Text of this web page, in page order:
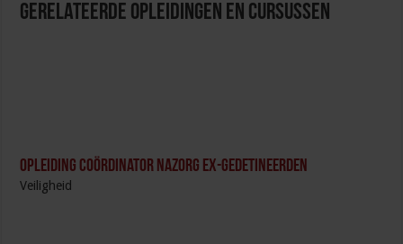
Gerelateerde Opleidingen en Cursussen
Opleiding Coördinator nazorg ex-gedetineerden
Veiligheid